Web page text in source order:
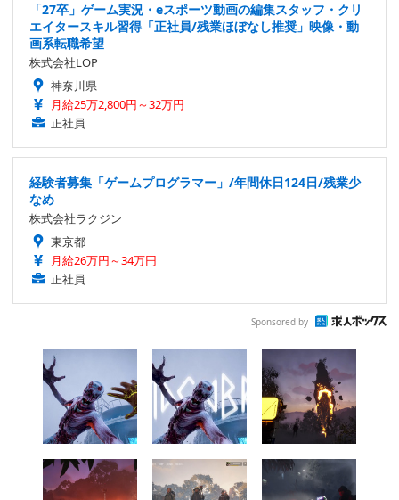
「27卒」ゲーム実況・eスポーツ動画の編集スタッフ・クリ
エイタースキル習得「正社員/残業ほぼなし推奨」映像・動
画系転職希望
株式会社LOP
神奈川県
月給25万2,800円～32万円
正社員
経験者募集「ゲームプログラマー」/年間休日124日/残業少
なめ
株式会社ラクジン
東京都
月給26万円～34万円
正社員
Sponsored by